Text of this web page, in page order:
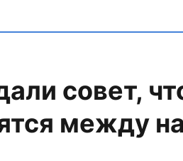
совет,
между